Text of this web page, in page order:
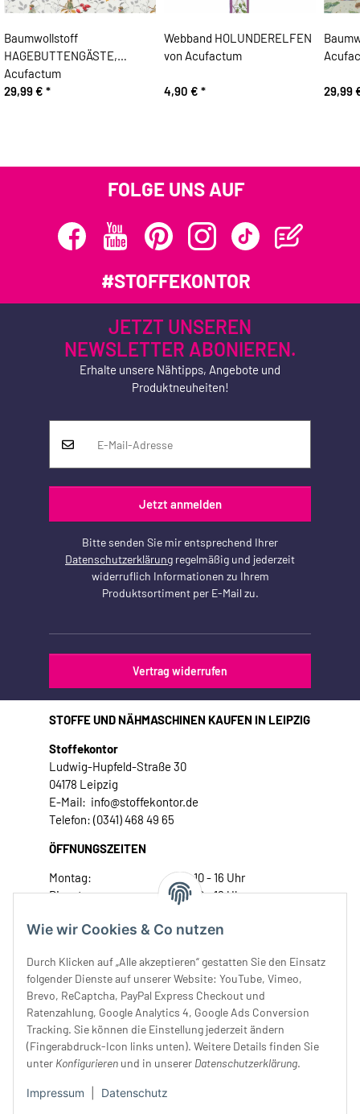
Wie wir Cookies & Co nutzen
Durch Klicken auf „Alle akzeptieren“ gestatten Sie den Einsatz
folgender Dienste auf unserer Website: YouTube, Vimeo,
Brevo, ReCaptcha, PayPal Express Checkout und
Ratenzahlung, Google Analytics 4, Google Ads Conversion
Tracking. Sie können die Einstellung jederzeit ändern
(Fingerabdruck-Icon links unten). Weitere Details finden Sie
unter Konfigurieren und in unserer Datenschutzerklärung.
Impressum Datenschutz
Baumwollstoff
HAGEBUTTENGÄSTE,
Acufactum
29,99 € *
Webband HOLUNDERELFEN
von Acufactum
4,90 € * 29,99
FOLGE UNS AUF
#STOFFEKONTOR
JETZT UNSEREN
NEWSLETTER ABONIEREN.
Erhalte unsere Nähtipps, Angebote und
Produktneuheiten!
Jetzt anmelden
Bitte senden Sie mir entsprechend Ihrer
Datenschutzerklärung regelmäßig und jederzeit
widerruflich Informationen zu Ihrem
Produktsortiment per E-Mail zu.
Vertrag widerrufen
STOFFE UND NÄHMASCHINEN KAUFEN IN LEIPZIG
Stoffekontor
Ludwig-Hupfeld-Straße 30
04178 Leipzig
E-Mail: info@stoffekontor.de
Telefon: (0341) 468 49 65
ÖFFNUNGSZEITEN
Montag:
10 - 16 Uhr
Dienstag:
10 - 16 Uhr
Donnerstag:
10 - 18 Uhr
Samstag:
10 - 14 Uhr
Unser Service
Rechtliches